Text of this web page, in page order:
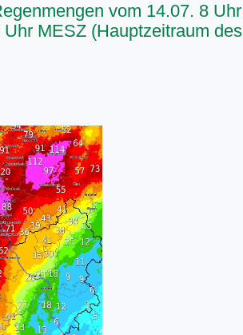
vom 14.07. 8 Uhr
MESZ (Hauptzeitraum des